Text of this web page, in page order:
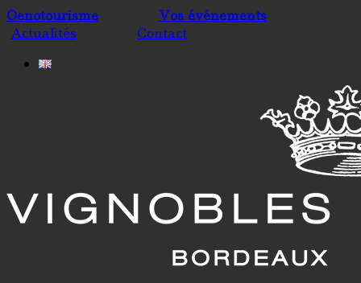
Oenotourisme
Vos événements
Actualités
Contact